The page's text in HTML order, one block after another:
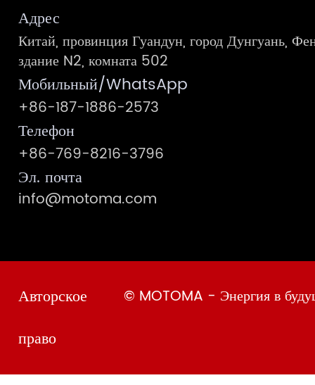
Адрес
Китай, провинция Гуандун, город Дунгуань,
здание N2, комната 502
Мобильный/WhatsApp
+86-187-1886-2573
Телефон
+86-769-8216-3796
Эл. почта
info@motoma.com
Авторское
право
© MOTOMA - Энергия в